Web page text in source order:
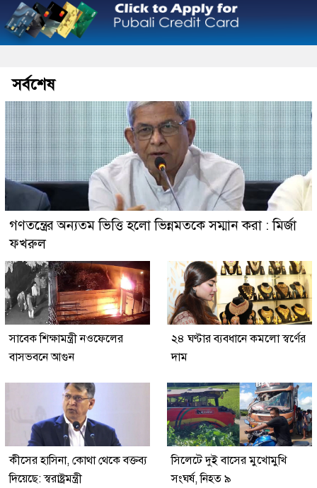
সর্বশেষ
গণতন্ত্রের অন্যতম ভিত্তি হলো ভিন্নমতকে সম্মান করা : মির্জা
ফখরুল
সাবেক শিক্ষামন্ত্রী নওফেলের
বাসভবনে আগুন
২৪ ঘণ্টার ব্যবধানে কমলো স্বর্ণের
দাম
কীসের হাসিনা, কোথা থেকে বক্তব্য
দিয়েছে: স্বরাষ্ট্রমন্ত্রী
সিলেটে দুই বাসের মুখোমুখি
সংঘর্ষ, নিহত ৯